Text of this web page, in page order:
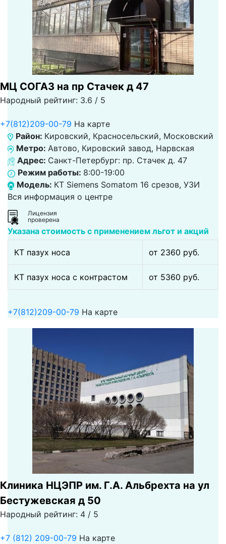
МЦ СОГАЗ на пр Стачек д 47
Народный рейтинг: 3.6 / 5
+7(812)209-00-79 На карте
Район: Кировский, Красносельский, Московский
Метро: Автово, Кировский завод, Нарвская
Адрес: Санкт-Петербург: пр. Стачек д. 47
Режим работы: 8:00-19:00
Модель: КТ Siemens Somatom 16 срезов, УЗИ
Вся информация о центре
Лицензия
проверена
Указана стоимость с применением льгот и акций
КТ пазух носа от 2360 pуб.
КТ пазух носа с контрастом от 5360 pуб.
+7(812)209-00-79 На карте
Клиника НЦЭПР им. Г.А. Альбрехта на ул
Бестужевская д 50
Народный рейтинг: 4 / 5
+7 (812) 209-00-79 На карте